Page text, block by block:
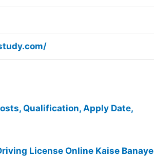
Qualification, Apply Date,
License Online Kaise Banaye